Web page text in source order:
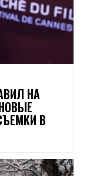
НА
В